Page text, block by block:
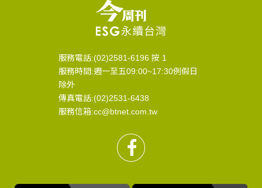
服務電話:(02)2581-6196 按 1
服務時間:週一至五09:00~17:30例假日
除外
傳真電話:(02)2531-6438
服務信箱:cc@btnet.com.tw